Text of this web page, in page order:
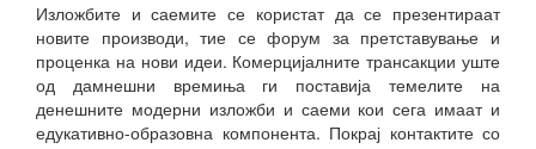
Изложбите и саемите се користат да се презентираат
новите производи, тие се форум за претставување и
проценка на нови идеи. Комерцијалните трансакции уште
од дамнешни времиња ги поставија темелите на
денешните модерни изложби и саеми кои сега имаат и
едукативно-образовна компонента. Покрај контактите со